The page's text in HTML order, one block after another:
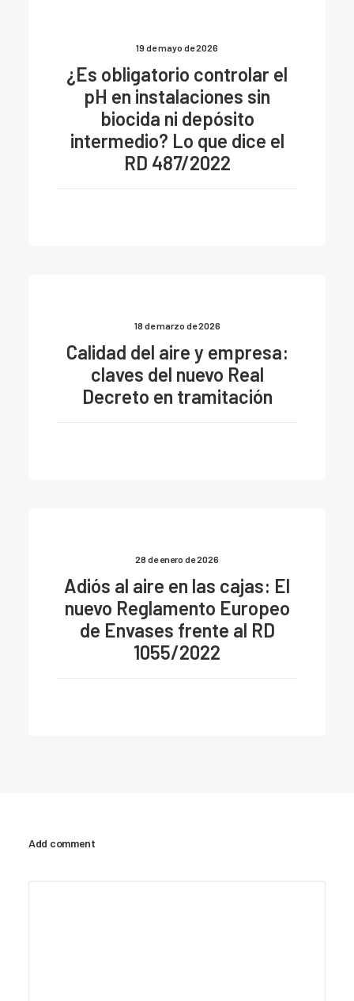
19 de mayo de 2026
¿Es obligatorio controlar el
pH en instalaciones sin
biocida ni depósito
intermedio? Lo que dice el
RD 487/2022
18 de marzo de 2026
Calidad del aire y empresa:
claves del nuevo Real
Decreto en tramitación
28 de enero de 2026
Adiós al aire en las cajas: El
nuevo Reglamento Europeo
de Envases frente al RD
1055/2022
Add comment